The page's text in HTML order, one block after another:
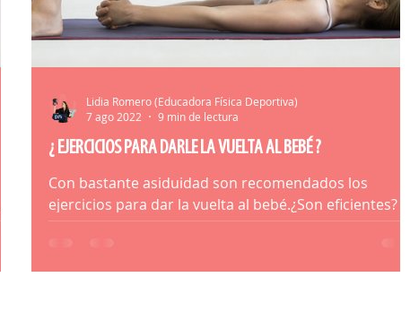
¿ EJERCICIOS PARA DARLE LA VUELTA AL BEBÉ ?
Con bastante asiduidad son recomendados los
ejercicios para dar la vuelta al bebé.¿Son eficientes?
¿Tienen evidencia?Te lo cuento en el post
Lidia Romero (Educadora Física Deportiva)
7 ago 2022
9 min de lectura